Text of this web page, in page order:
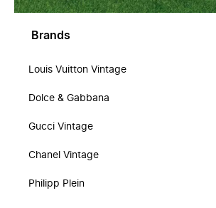
Brands
Louis Vuitton Vintage
Dolce & Gabbana
Gucci Vintage
Chanel Vintage
Philipp Plein